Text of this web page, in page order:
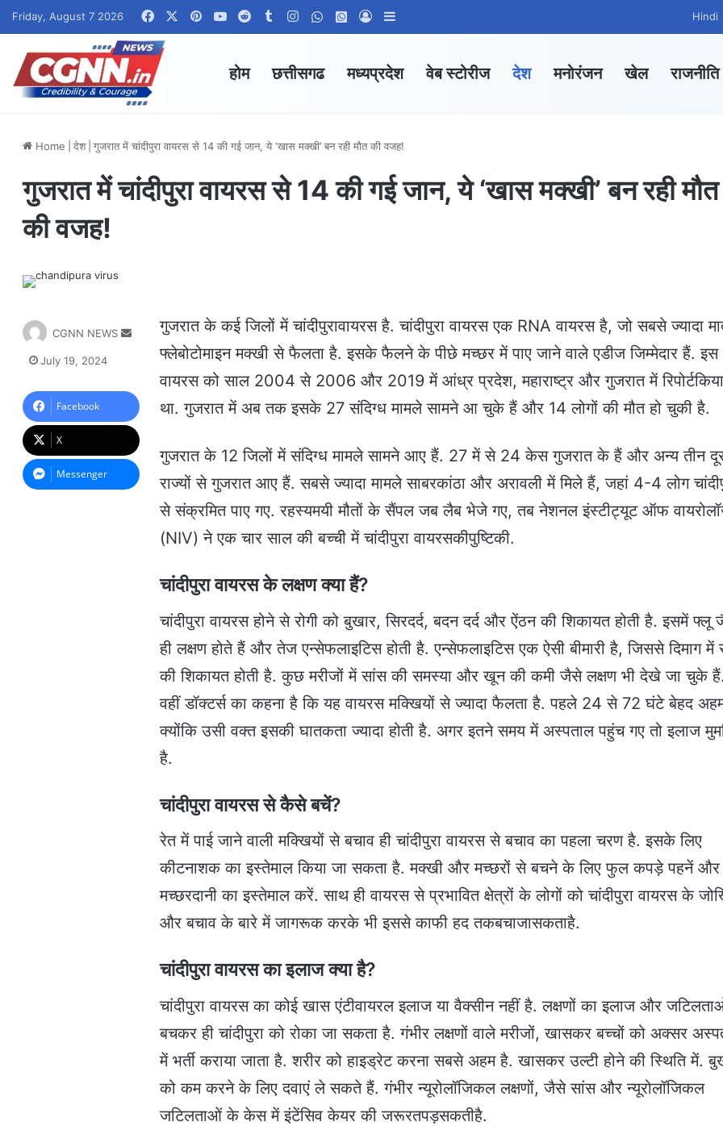
Friday, August 7 2026 FacebookPinterestYouTubeRedditTumblrInstagramWhatsApp Channel
WhatsApp Group
Log In Hindi
होम छत्तीसगढ मध्यप्रदेश वेब स्टोरीज देश मनोरंजन खेल राजनीति
Home देश गुजरात में चांदीपुरा वायरस से 14 की गई जान, ये ‘खास मक्खी’ बन रही मौत की वजह!
गुजरात में चांदीपुरा वायरस से 14 की गई जान, ये ‘खास मक्खी’ बन रही मौत
की वजह!
गुजरात के कई जिलों में चांदीपुरावायरस है. चांदीपुरा वायरस एक RNA वायरस है, जो सबसे ज्यादा
फ्लेबोटोमाइन मक्खी से फैलता है. इसके फैलने के पीछे मच्छर में पाए जाने वाले एडीज जिम्मेदार हैं. इस
वायरस को साल 2004 से 2006 और 2019 में आंध्र प्रदेश, महाराष्ट्र और गुजरात में
था. गुजरात में अब तक इसके 27 संदिग्ध मामले सामने आ चुके हैं और 14 लोगों की मौत हो चुकी है.
गुजरात के 12 जिलों में संदिग्ध मामले सामने आए हैं. 27 में से 24 केस गुजरात के हैं और अन्य तीन
राज्यों से गुजरात आए हैं. सबसे ज्यादा मामले साबरकांठा और अरावली में मिले हैं, जहां 4-4 लोग
से संक्रमित पाए गए. रहस्यमयी मौतों के सैंपल जब लैब भेजे गए, तब नेशनल इंस्टीट्यूट ऑफ
(NIV) ने एक चार साल की बच्ची में चांदीपुरा वायरसकीपुष्टिकी.
चांदीपुरा वायरस के लक्षण क्या हैं?
चांदीपुरा वायरस होने से रोगी को बुखार, सिरदर्द, बदन दर्द और ऐंठन की शिकायत होती है. इसमें फ्लू
ही लक्षण होते हैं और तेज एन्सेफलाइटिस होती है. एन्सेफलाइटिस एक ऐसी बीमारी है, जिससे दिमाग
की शिकायत होती है. कुछ मरीजों में सांस की समस्या और खून की कमी जैसे लक्षण भी देखे जा चुके हैं.
वहीं डॉक्टर्स का कहना है कि यह वायरस मक्खियों से ज्यादा फैलता है. पहले 24 से 72 घंटे बेहद
क्योंकि उसी वक्त इसकी घातकता ज्यादा होती है. अगर इतने समय में अस्पताल पहुंच गए तो इलाज
है.
चांदीपुरा वायरस से कैसे बचें?
रेत में पाई जाने वाली मक्खियों से बचाव ही चांदीपुरा वायरस से बचाव का पहला चरण है. इसके लिए
कीटनाशक का इस्तेमाल किया जा सकता है. मक्खी और मच्छरों से बचने के लिए फुल कपड़े पहनें और
मच्छरदानी का इस्तेमाल करें. साथ ही वायरस से प्रभावित क्षेत्रों के लोगों को चांदीपुरा वायरस के
और बचाव के बारे में जागरूक करके भी इससे काफी हद तकबचाजासकताहै.
चांदीपुरा वायरस का इलाज क्या है?
चांदीपुरा वायरस का कोई खास एंटीवायरल इलाज या वैक्सीन नहीं है. लक्षणों का इलाज और
बचकर ही चांदीपुरा को रोका जा सकता है. गंभीर लक्षणों वाले मरीजों, खासकर बच्चों को अक्सर
में भर्ती कराया जाता है. शरीर को हाइड्रेट करना सबसे अहम है. खासकर उल्टी होने की स्थिति में.
को कम करने के लिए दवाएं ले सकते हैं. गंभीर न्यूरोलॉजिकल लक्षणों, जैसे सांस और न्यूरोलॉजिकल
जटिलताओं के केस में इंटेंसिव केयर की जरूरतपड़सकतीहै.
CGNN NEWS
a
n
e
m
a
i
July 19, 2024
Facebook
X
Messenger